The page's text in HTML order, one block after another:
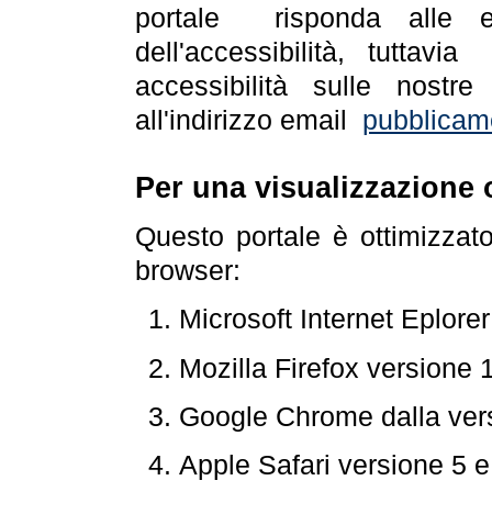
portale risponda alle
dell'accessibilità,
accessibilità sulle
all'indirizzo email
Per una visualizzazione
Questo portale è
browser:
Microsoft Internet
Mozilla Firefox versione
Google Chrome dalla
Apple Safari versione 5